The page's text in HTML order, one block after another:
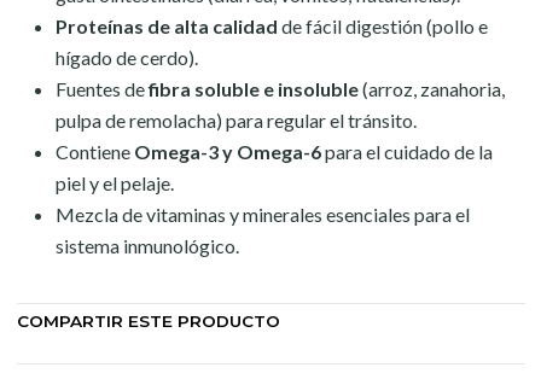
Proteínas de alta calidad de fácil digestión (pollo e
hígado de cerdo).
Fuentes defibra soluble e insoluble(arroz, zanahoria,
pulpa de remolacha) para regular el tránsito.
Contiene Omega-3 y Omega-6para el cuidado de la
piel y el pelaje.
Mezcla de vitaminas y minerales esenciales para el
sistema inmunológico.
COMPARTIR ESTE PRODUCTO